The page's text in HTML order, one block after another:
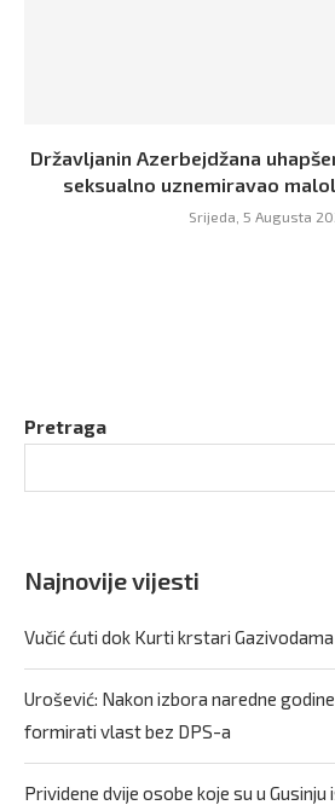
Državljanin Azerbejdžana
seksualno uznemiravao
Srijeda, 5 Augusta
Pretraga
Najnovije vijesti
Vučić ćuti dok Kurti krstari Gazivodama
Urošević: Nakon izbora naredne
formirati vlast bez DPS-a
Prividene dvije osobe koje su u